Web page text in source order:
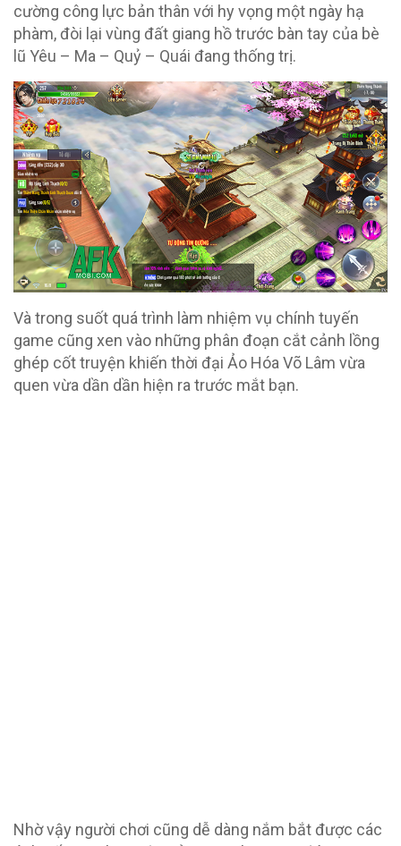
cường công lực bản thân với hy vọng một ngày hạ
phàm, đòi lại vùng đất giang hồ trước bàn tay của bè
lũ Yêu – Ma – Quỷ – Quái đang thống trị.
Và trong suốt quá trình làm nhiệm vụ chính tuyến
game cũng xen vào những phân đoạn cắt cảnh lồng
ghép cốt truyện khiến thời đại Ảo Hóa Võ Lâm vừa
quen vừa dần dần hiện ra trước mắt bạn.
Nhờ vậy người chơi cũng dễ dàng nắm bắt được các